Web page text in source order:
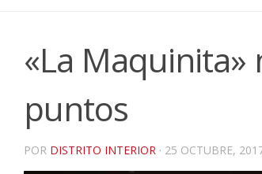
«La
puntos
POR DISTRITO INTERIOR · 25 OCTUBRE,